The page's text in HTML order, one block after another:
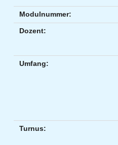
Modulnummer:
Dozent:
Umfang:
Turnus: